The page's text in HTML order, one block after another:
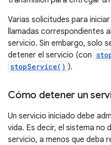
Varias solicitudes para
llamadas correspondientes al
servicio. Sin embargo, solo
detener el servicio (con
stopService() ).
Cómo detener un
Un servicio iniciado debe
vida. Es decir, el sistema no
servicio, a menos que deba